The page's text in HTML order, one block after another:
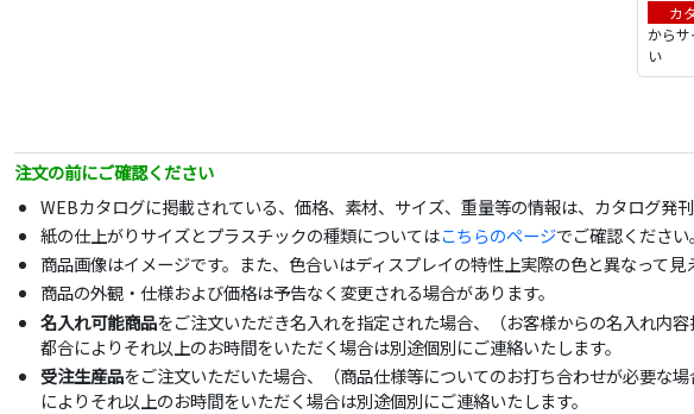
カ
から
い
注文の前にご確認ください
WEBカタログに掲載されている、価格、素材、サイズ、重量等の情報は、カタログ発
紙の仕上がりサイズとプラスチックの種類についてはこちらのページでご確認ください。
商品画像はイメージです。また、色合いはディスプレイの特性上実際の色と異なって見
商品の外観・仕様および価格は予告なく変更される場合があります。
名入れ可能商品をご注文いただき名入れを指定された場合、（お客様からの名入れ内
都合によりそれ以上のお時間をいただく場合は別途個別にご連絡いたします。
受注生産品をご注文いただいた場合、（商品仕様等についてのお打ち合わせが必要な
によりそれ以上のお時間をいただく場合は別途個別にご連絡いたします。